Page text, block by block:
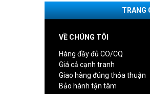
TRANG
VỀ CHÚNG TÔI
Hàng đầy đủ CO/CQ
Giá cả cạnh tranh
Giao hàng đúng thỏa thuận
Bảo hành tận tâm